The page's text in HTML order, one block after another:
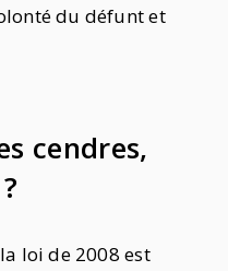
du défunt et
cendres,
loi de 2008 est